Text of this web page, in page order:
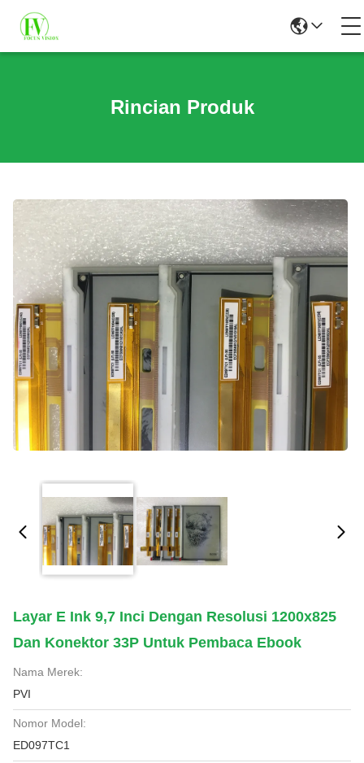
Rincian Produk
Layar E Ink 9,7 Inci Dengan Resolusi 1200x825
Dan Konektor 33P Untuk Pembaca Ebook
Nama Merek:
PVI
Nomor Model:
ED097TC1